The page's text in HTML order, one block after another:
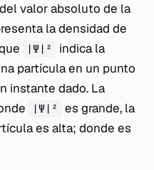
valor absoluto de la
la densidad de
|Ψ|²
indica la
partícula en un punto
instante dado. La
|Ψ|² es grande, la
es alta; donde es